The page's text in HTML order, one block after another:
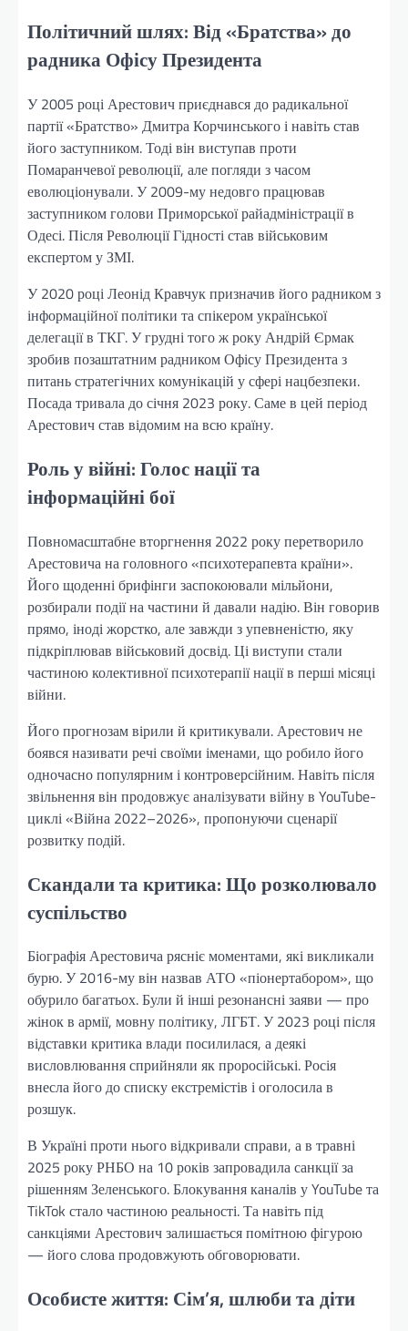
Політичний шлях: Від «Братства» до
радника Офісу Президента
У 2005 році Арестович приєднався до радикальної
партії «Братство» Дмитра Корчинського і навіть став
його заступником. Тоді він виступав проти
Помаранчевої революції, але погляди з часом
еволюціонували. У 2009-му недовго працював
заступником голови Приморської райадміністрації в
Одесі. Після Революції Гідності став військовим
експертом у ЗМІ.
У 2020 році Леонід Кравчук призначив його радником з
інформаційної політики та спікером української
делегації в ТКГ. У грудні того ж року Андрій Єрмак
зробив позаштатним радником Офісу Президента з
питань стратегічних комунікацій у сфері нацбезпеки.
Посада тривала до січня 2023 року. Саме в цей період
Арестович став відомим на всю країну.
Роль у війні: Голос нації та
інформаційні бої
Повномасштабне вторгнення 2022 року перетворило
Арестовича на головного «психотерапевта країни».
Його щоденні брифінги заспокоювали мільйони,
розбирали події на частини й давали надію. Він говорив
прямо, іноді жорстко, але завжди з упевненістю, яку
підкріплював військовий досвід. Ці виступи стали
частиною колективної психотерапії нації в перші місяці
війни.
Його прогнозам вірили й критикували. Арестович не
боявся називати речі своїми іменами, що робило його
одночасно популярним і контроверсійним. Навіть після
звільнення він продовжує аналізувати війну в YouTube-
циклі «Війна 2022–2026», пропонуючи сценарії
розвитку подій.
Скандали та критика: Що розколювало
суспільство
Біографія Арестовича рясніє моментами, які викликали
бурю. У 2016-му він назвав АТО «піонертабором», що
обурило багатьох. Були й інші резонансні заяви — про
жінок в армії, мовну політику, ЛГБТ. У 2023 році після
відставки критика влади посилилася, а деякі
висловлювання сприйняли як проросійські. Росія
внесла його до списку екстремістів і оголосила в
розшук.
В Україні проти нього відкривали справи, а в травні
2025 року РНБО на 10 років запровадила санкції за
рішенням Зеленського. Блокування каналів у YouTube та
TikTok стало частиною реальності. Та навіть під
санкціями Арестович залишається помітною фігурою
— його слова продовжують обговорювати.
Особисте життя: Сім’я, шлюби та діти